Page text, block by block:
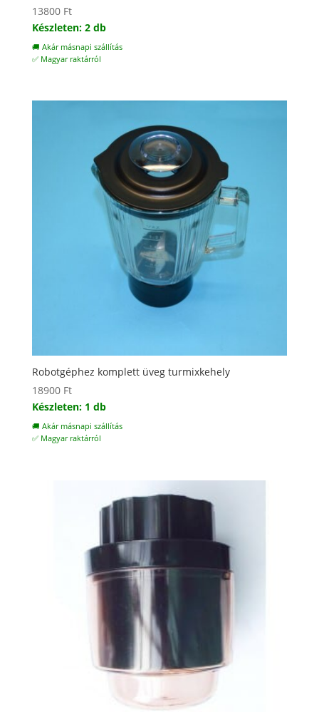
13800 Ft
Készleten: 2 db
🚚 Akár másnapi szállítás
✅ Magyar raktárról
Robotgéphez komplett üveg turmixkehely
18900 Ft
Készleten: 1 db
🚚 Akár másnapi szállítás
✅ Magyar raktárról